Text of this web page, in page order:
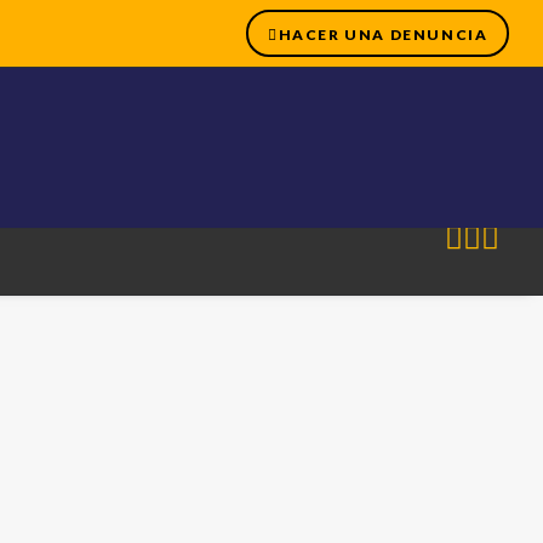
HACER UNA DENUNCIA